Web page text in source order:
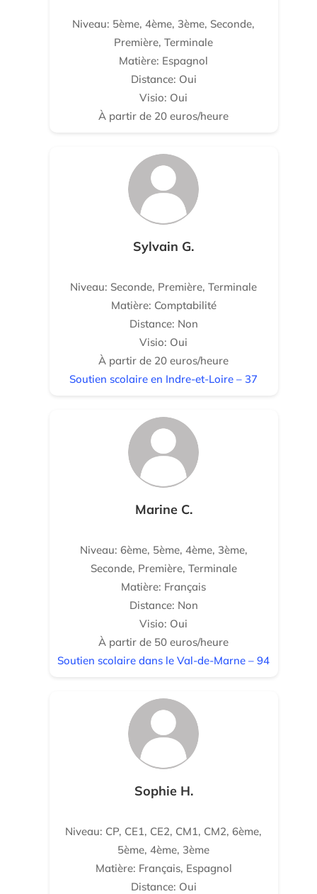
Niveau: 5ème, 4ème, 3ème, Seconde,
Première, Terminale
Matière: Espagnol
Distance: Oui
Visio: Oui
À partir de 20 euros/heure
Sylvain G.
Niveau: Seconde, Première, Terminale
Matière: Comptabilité
Distance: Non
Visio: Oui
À partir de 20 euros/heure
Soutien scolaire en Indre-et-Loire – 37
Marine C.
Niveau: 6ème, 5ème, 4ème, 3ème,
Seconde, Première, Terminale
Matière: Français
Distance: Non
Visio: Oui
À partir de 50 euros/heure
Soutien scolaire dans le Val-de-Marne – 94
Sophie H.
Niveau: CP, CE1, CE2, CM1, CM2, 6ème,
5ème, 4ème, 3ème
Matière: Français, Espagnol
Distance: Oui